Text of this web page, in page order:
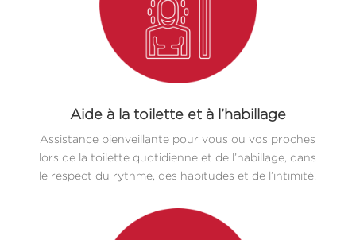
Aide à la toilette et à l’habillage
Assistance bienveillante pour vous ou vos proches
lors de la toilette quotidienne et de l’habillage, dans
le respect du rythme, des habitudes et de l’intimité.